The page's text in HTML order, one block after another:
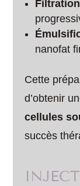
nanofat
Cette
d’obtenir
cellules
succès